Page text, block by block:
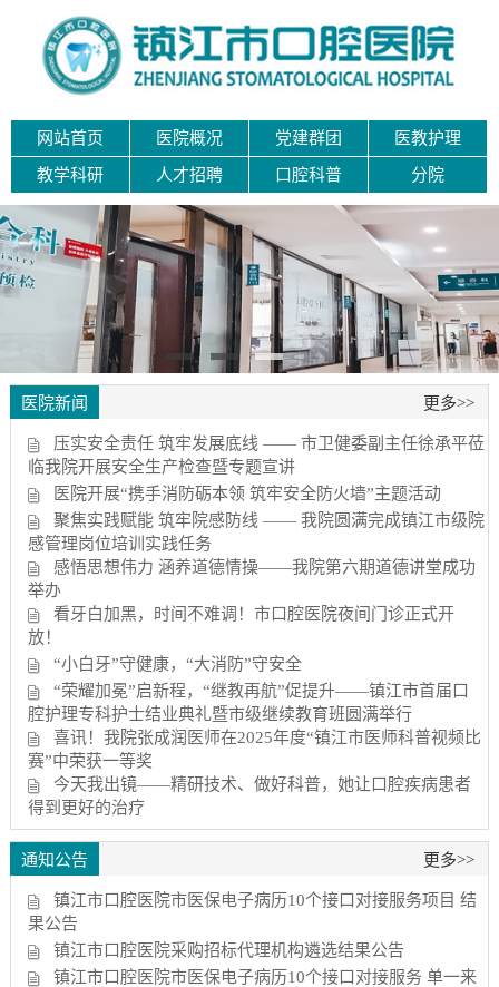
网站首页 医院概况 党建群团 医教护理
教学科研 人才招聘 口腔科普 分院
医院新闻 更多>>
压实安全责任 筑牢发展底线 —— 市卫健委副主任徐承平莅
临我院开展安全生产检查暨专题宣讲
医院开展“携手消防砺本领 筑牢安全防火墙”主题活动
聚焦实践赋能 筑牢院感防线 —— 我院圆满完成镇江市级院
感管理岗位培训实践任务
感悟思想伟力 涵养道德情操——我院第六期道德讲堂成功
举办
看牙白加黑，时间不难调！市口腔医院夜间门诊正式开
放！
“小白牙”守健康，“大消防”守安全
“荣耀加冕”启新程，“继教再航”促提升——镇江市首届口
腔护理专科护士结业典礼暨市级继续教育班圆满举行
喜讯！我院张成润医师在2025年度“镇江市医师科普视频比
赛”中荣获一等奖
今天我出镜——精研技术、做好科普，她让口腔疾病患者
得到更好的治疗
通知公告 更多>>
镇江市口腔医院市医保电子病历10个接口对接服务项目 结
果公告
镇江市口腔医院采购招标代理机构遴选结果公告
镇江市口腔医院市医保电子病历10个接口对接服务 单一来